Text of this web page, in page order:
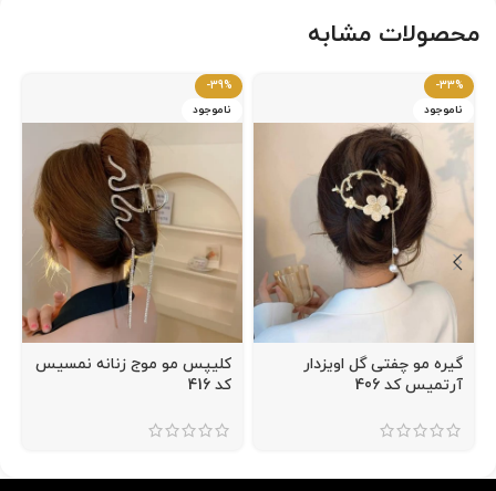
محصولات مشابه
-33%
ناموجود
گیره مو چفتی گل اویزدار
آرتمیس کد 406
-39%
ناموجود
کلیپس مو موج زنانه نمسیس
کد 416